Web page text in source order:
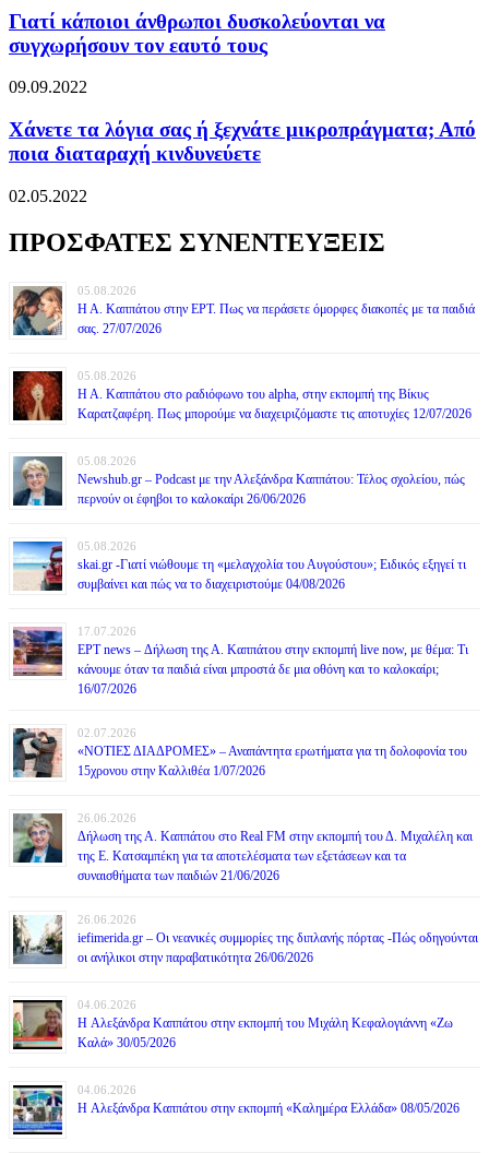
Γιατί κάποιοι άνθρωποι δυσκολεύονται να
συγχωρήσουν τον εαυτό τους
09.09.2022
Χάνετε τα λόγια σας ή ξεχνάτε μικροπράγματα; Από
ποια διαταραχή κινδυνεύετε
02.05.2022
ΠΡΟΣΦΑΤΕΣ ΣΥΝΕΝΤΕΥΞΕΙΣ
05.08.2026
Η Α. Καππάτου στην ΕΡΤ. Πως να περάσετε όμορφες διακοπές με τα παιδιά
σας. 27/07/2026
05.08.2026
Η Α. Καππάτου στο ραδιόφωνο του alpha, στην εκπομπή της Βίκυς
Καρατζαφέρη. Πως μπορούμε να διαχειριζόμαστε τις αποτυχίες 12/07/2026
05.08.2026
Newshub.gr – Podcast με την Αλεξάνδρα Καππάτου: Τέλος σχολείου, πώς
περνούν οι έφηβοι το καλοκαίρι 26/06/2026
05.08.2026
skai.gr -Γιατί νιώθουμε τη «μελαγχολία του Αυγούστου»; Ειδικός εξηγεί τι
συμβαίνει και πώς να το διαχειριστούμε 04/08/2026
17.07.2026
ΕΡΤ news – Δήλωση της Α. Καππάτου στην εκπομπή live now, με θέμα: Τι
κάνουμε όταν τα παιδιά είναι μπροστά δε μια οθόνη και το καλοκαίρι;
16/07/2026
02.07.2026
«ΝΟΤΙΕΣ ΔΙΑΔΡΟΜΕΣ» – Αναπάντητα ερωτήματα για τη δολοφονία του
15χρονου στην Καλλιθέα 1/07/2026
26.06.2026
Δήλωση της Α. Καππάτου στο Real FM στην εκπομπή του Δ. Μιχαλέλη και
της Ε. Κατσαμπέκη για τα αποτελέσματα των εξετάσεων και τα
συναισθήματα των παιδιών 21/06/2026
26.06.2026
iefimerida.gr – Οι νεανικές συμμορίες της διπλανής πόρτας -Πώς οδηγούνται
οι ανήλικοι στην παραβατικότητα 26/06/2026
04.06.2026
H Αλεξάνδρα Καππάτου στην εκπομπή του Μιχάλη Κεφαλογιάννη «Ζω
Καλά» 30/05/2026
04.06.2026
H Αλεξάνδρα Καππάτου στην εκπομπή «Καλημέρα Ελλάδα» 08/05/2026